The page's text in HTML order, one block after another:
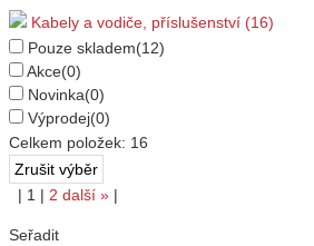
Kabely a vodiče, příslušenství (16)
Pouze skladem(12)
Akce(0)
Novinka(0)
Výprodej(0)
Celkem položek: 16
| 1 | 2 další » |
Seřadit